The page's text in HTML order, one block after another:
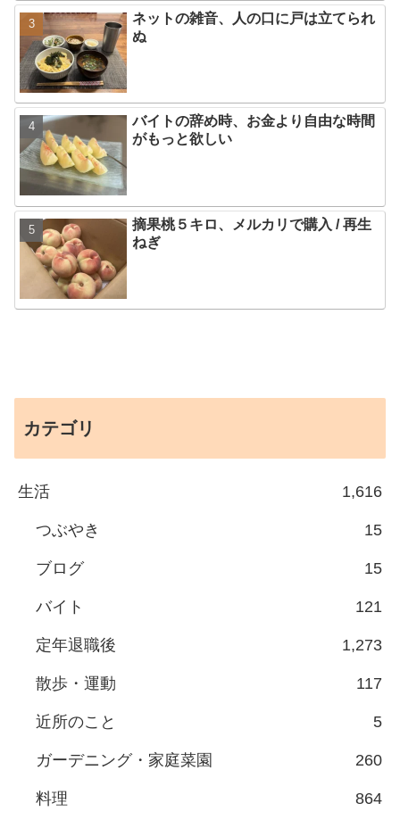
ネットの雑音、人の口に戸は立てられ
ぬ
バイトの辞め時、お金より自由な時間
がもっと欲しい
摘果桃５キロ、メルカリで購入 / 再生
ねぎ
カテゴリ
生活 1,616
つぶやき 15
ブログ 15
バイト 121
定年退職後 1,273
散歩・運動 117
近所のこと 5
ガーデニング・家庭菜園 260
料理 864